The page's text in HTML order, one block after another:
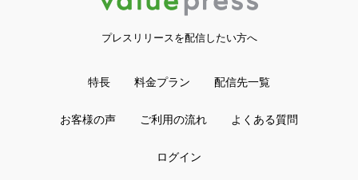
プレスリリースを配信したい方へ
特長 料金プラン 配信先一覧
お客様の声 ご利用の流れ よくある質問
ログイン